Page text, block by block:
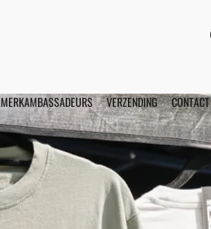
MERKAMBASSADEURS VERZENDING CONTACT